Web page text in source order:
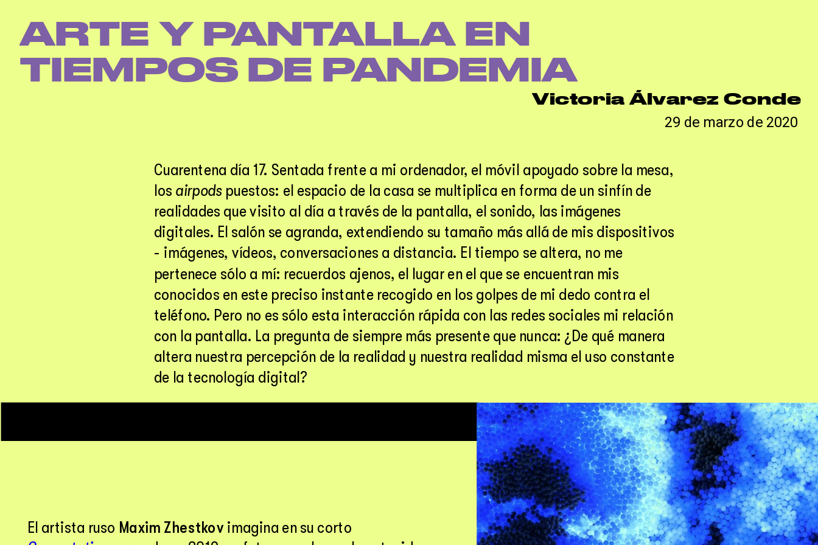
ARTE Y PANTALLA EN
TIEMPOS DE PANDEMIA
Victoria Álvarez Conde
29 de marzo de 2020
Cuarentena día 17. Sentada frente a mi ordenador, el móvil apoyado sobre la mesa,
los airpods puestos: el espacio de la casa se multiplica en forma de un sinfín de
realidades que visito al día a través de la pantalla, el sonido, las imágenes
digitales. El salón se agranda, extendiendo su tamaño más allá de mis dispositivos
- imágenes, vídeos, conversaciones a distancia. El tiempo se altera, no me
pertenece sólo a mí: recuerdos ajenos, el lugar en el que se encuentran mis
conocidos en este preciso instante recogido en los golpes de mi dedo contra el
teléfono. Pero no es sólo esta interacción rápida con las redes sociales mi relación
con la pantalla. La pregunta de siempre más presente que nunca: ¿De qué manera
altera nuestra percepción de la realidad y nuestra realidad misma el uso constante
de la tecnología digital?
El artista ruso Maxim Zhestkov